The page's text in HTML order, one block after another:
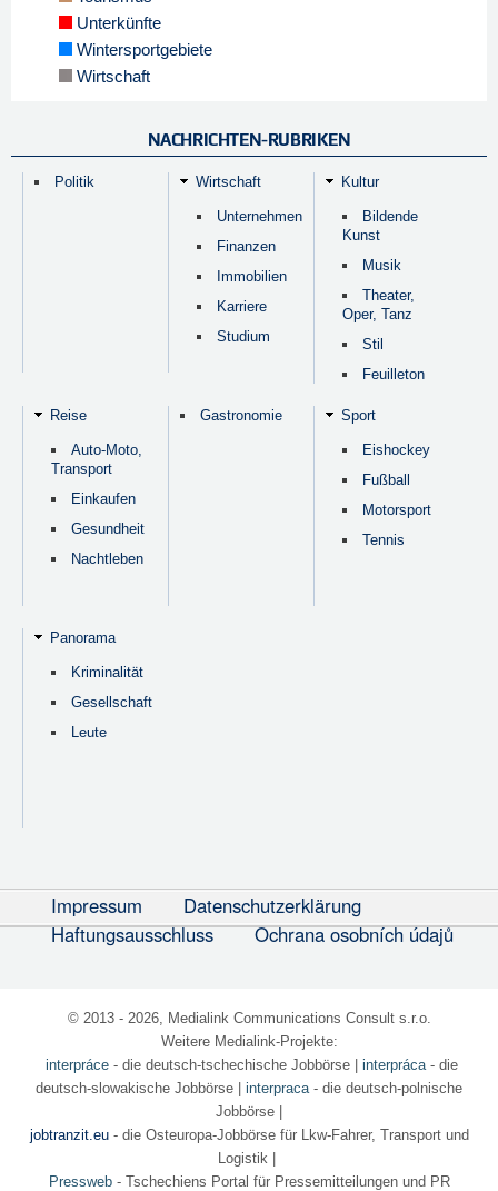
Unterkünfte
Wintersportgebiete
Wirtschaft
NACHRICHTEN-RUBRIKEN
Politik Wirtschaft
Unternehmen
Finanzen
Immobilien
Karriere
Studium
Kultur
Bildende
Kunst
Musik
Theater,
Oper, Tanz
Stil
Feuilleton
Reise
Auto-Moto,
Transport
Einkaufen
Gesundheit
Nachtleben
Gastronomie Sport
Eishockey
Fußball
Motorsport
Tennis
Panorama
Kriminalität
Gesellschaft
Leute
Impressum
Datenschutzerklärung
Haftungsausschluss
Ochrana osobních údajů
© 2013 - 2026, Medialink Communications Consult s.r.o.
Weitere Medialink-Projekte:
interpráce- die deutsch-tschechische Jobbörse| interpráca- die
deutsch-slowakische Jobbörse | interpraca - die deutsch-polnische
Jobbörse |
jobtranzit.eu- die Osteuropa-Jobbörse für Lkw-Fahrer, Transport und
Logistik |
Pressweb- Tschechiens Portal für Pressemitteilungen und PR